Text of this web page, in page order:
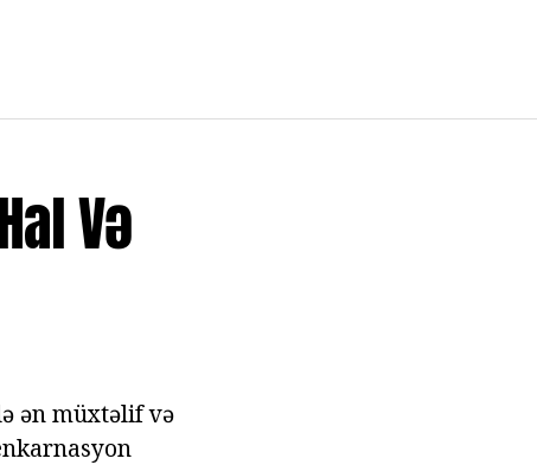
Və
ən müxtəlif və